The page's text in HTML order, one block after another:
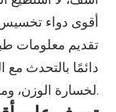
أقوى دواء
تقديم معلومات
دائمًا بالتحدث
لخسارة الوزن، ومتابعة إرشاداته والتوجيهات الطبية.